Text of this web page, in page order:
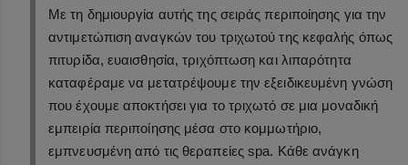
Με τη δημιουργία αυτής της σειράς περιποίησης για την
αντιμετώπιση αναγκών του τριχωτού της κεφαλής όπως
πιτυρίδα, ευαισθησία, τριχόπτωση και λιπαρότητα
καταφέραμε να μετατρέψουμε την εξειδικευμένη γνώση
που έχουμε αποκτήσει για το τριχωτό σε μια μοναδική
εμπειρία περιποίησης μέσα στο κομμωτήριο,
εμπνευσμένη από τις θεραπείες spa. Κάθε ανάγκη